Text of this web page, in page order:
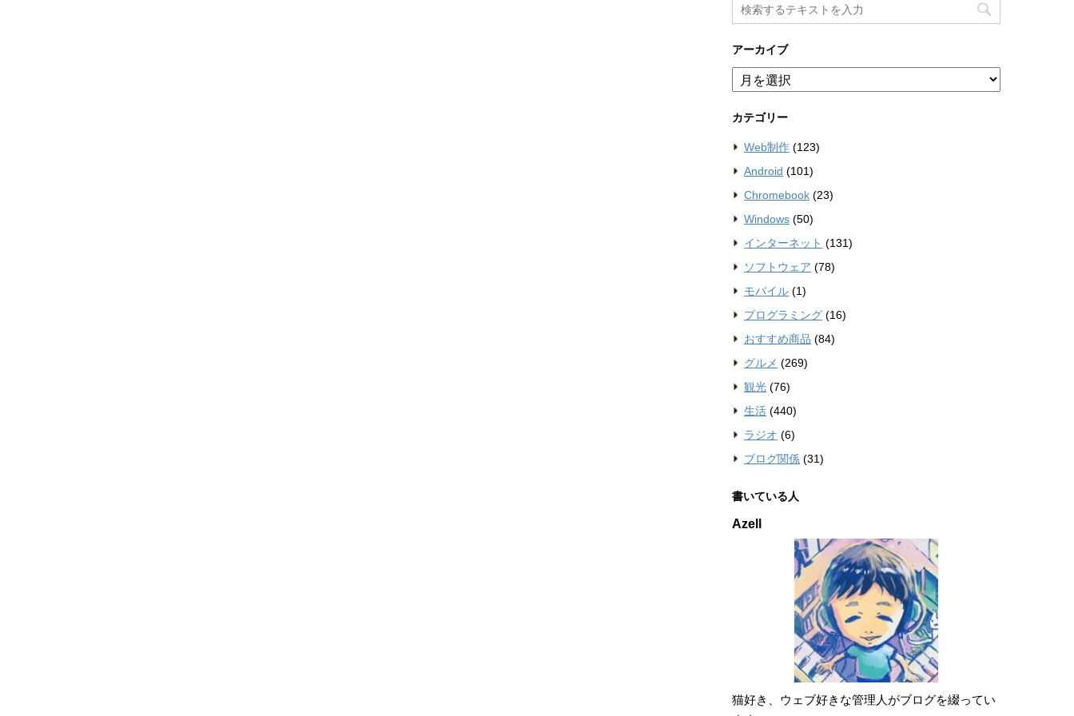
アーカイブ
ア
ー
イ
ブ
カテゴリー
Web制作 (123)
Android (101)
Chromebook (23)
Windows (50)
インターネット (131)
ソフトウェア (78)
モバイル (1)
プログラミング (16)
おすすめ商品 (84)
グルメ (269)
観光 (76)
生活 (440)
ラジオ (6)
ブログ関係 (31)
書いている人
Azell
猫好き、ウェブ好きな管理人がブログを綴ってい